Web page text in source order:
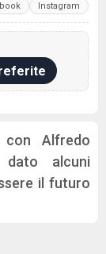
Instagram
con Alfredo
alcuni
il futuro